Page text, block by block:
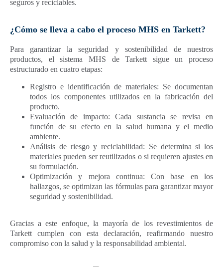
seguros y reciclables.
¿Cómo se lleva a cabo el proceso MHS en Tarkett?
Para garantizar la seguridad y sostenibilidad de nuestros
productos, el sistema MHS de Tarkett sigue un proceso
estructurado en cuatro etapas:
Registro e identificación de materiales: Se documentan
todos los componentes utilizados en la fabricación del
producto.
Evaluación de impacto: Cada sustancia se revisa en
función de su efecto en la salud humana y el medio
ambiente.
Análisis de riesgo y reciclabilidad: Se determina si los
materiales pueden ser reutilizados o si requieren ajustes en
su formulación.
Optimización y mejora continua: Con base en los
hallazgos, se optimizan las fórmulas para garantizar mayor
seguridad y sostenibilidad.
Gracias a este enfoque, la mayoría de los revestimientos de
Tarkett cumplen con esta declaración, reafirmando nuestro
compromiso con la salud y la responsabilidad ambiental.